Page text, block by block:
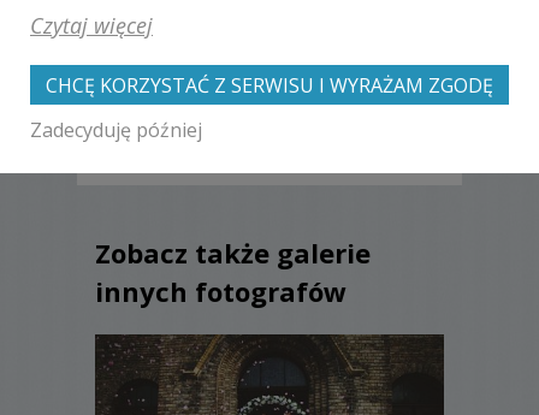
przyjemność współpracy. Pasja
do ludzi i miejsc.
Paulina Nowak, ślub: 2019-07-20
Zobacz także galerie
innych fotografów
Czytaj więcej
CHCĘ KORZYSTAĆ Z SERWISU I WYRAŻAM ZGODĘ
Zadecyduję później